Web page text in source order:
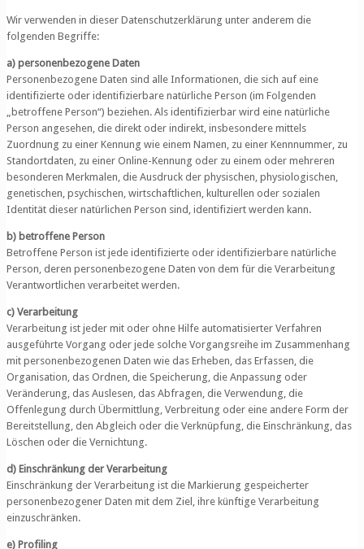
Wir verwenden in dieser Datenschutzerklärung unter anderem die
folgenden Begriffe:
a) personenbezogene Daten
Personenbezogene Daten sind alle Informationen, die sich auf eine
identifizierte oder identifizierbare natürliche Person (im Folgenden
„betroffene Person“) beziehen. Als identifizierbar wird eine natürliche
Person angesehen, die direkt oder indirekt, insbesondere mittels
Zuordnung zu einer Kennung wie einem Namen, zu einer Kennnummer, zu
Standortdaten, zu einer Online-Kennung oder zu einem oder mehreren
besonderen Merkmalen, die Ausdruck der physischen, physiologischen,
genetischen, psychischen, wirtschaftlichen, kulturellen oder sozialen
Identität dieser natürlichen Person sind, identifiziert werden kann.
b) betroffene Person
Betroffene Person ist jede identifizierte oder identifizierbare natürliche
Person, deren personenbezogene Daten von dem für die Verarbeitung
Verantwortlichen verarbeitet werden.
c) Verarbeitung
Verarbeitung ist jeder mit oder ohne Hilfe automatisierter Verfahren
ausgeführte Vorgang oder jede solche Vorgangsreihe im Zusammenhang
mit personenbezogenen Daten wie das Erheben, das Erfassen, die
Organisation, das Ordnen, die Speicherung, die Anpassung oder
Veränderung, das Auslesen, das Abfragen, die Verwendung, die
Offenlegung durch Übermittlung, Verbreitung oder eine andere Form der
Bereitstellung, den Abgleich oder die Verknüpfung, die Einschränkung, das
Löschen oder die Vernichtung.
d) Einschränkung der Verarbeitung
Einschränkung der Verarbeitung ist die Markierung gespeicherter
personenbezogener Daten mit dem Ziel, ihre künftige Verarbeitung
einzuschränken.
e) Profiling